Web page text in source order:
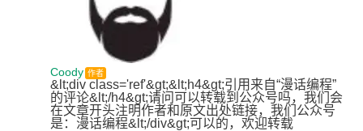
Coody 作者
&lt;div class='ref'&gt;&lt;h4&gt;引用来自“漫话编程”
的评论&lt;/h4&gt;请问可以转载到公众号吗，我们会
在文章开头注明作者和原文出处链接，我们公众号
是：漫话编程&lt;/div&gt;可以的，欢迎转载